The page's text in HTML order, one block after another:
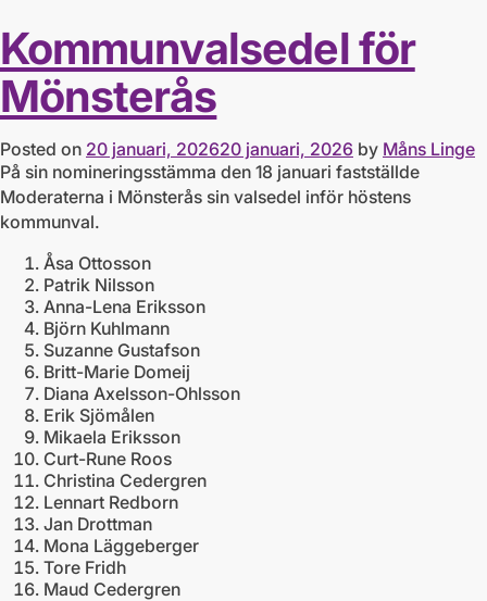
Kommunvalsedel för
Mönsterås
Posted on 20 januari, 202620 januari, 2026 by Måns Linge
På sin nomineringsstämma den 18 januari fastställde
Moderaterna i Mönsterås sin valsedel inför höstens
kommunval.
Åsa Ottosson
Patrik Nilsson
Anna-Lena Eriksson
Björn Kuhlmann
Suzanne Gustafson
Britt-Marie Domeij
Diana Axelsson-Ohlsson
Erik Sjömålen
Mikaela Eriksson
Curt-Rune Roos
Christina Cedergren
Lennart Redborn
Jan Drottman
Mona Läggeberger
Tore Fridh
Maud Cedergren